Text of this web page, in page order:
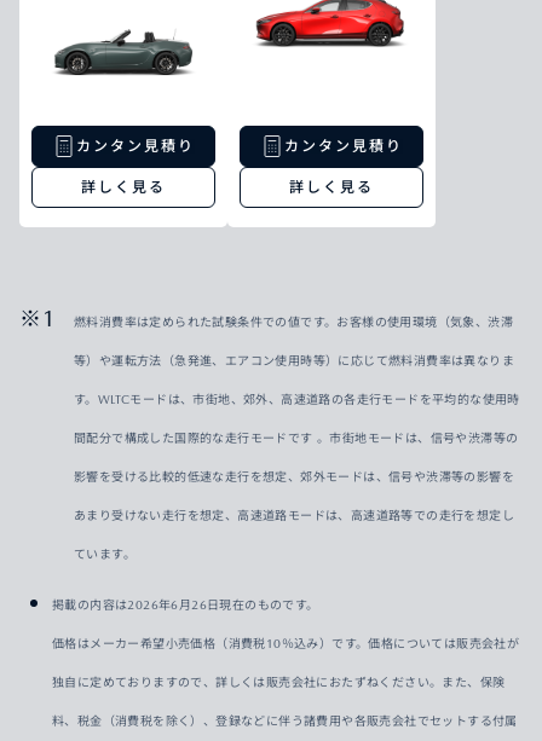
カンタン見積り
詳しく見る
カンタン見積り
詳しく見る
燃料消費率は定められた試験条件での値です。お客様の使用環境（気象、渋滞
等）や運転方法（急発進、エアコン使用時等）に応じて燃料消費率は異なりま
す。WLTCモードは、市街地、郊外、高速道路の各走行モードを平均的な使用時
間配分で構成した国際的な走行モードです 。市街地モードは、信号や渋滞等の
影響を受ける比較的低速な走行を想定、郊外モードは、信号や渋滞等の影響を
あまり受けない走行を想定、高速道路モードは、高速道路等での走行を想定し
ています。
掲載の内容は2026年6月26日現在のものです。
価格はメーカー希望小売価格（消費税10％込み）です。価格については販売会社が
独自に定めておりますので、詳しくは販売会社におたずねください。また、保険
料、税金（消費税を除く）、登録などに伴う諸費用や各販売会社でセットする付属